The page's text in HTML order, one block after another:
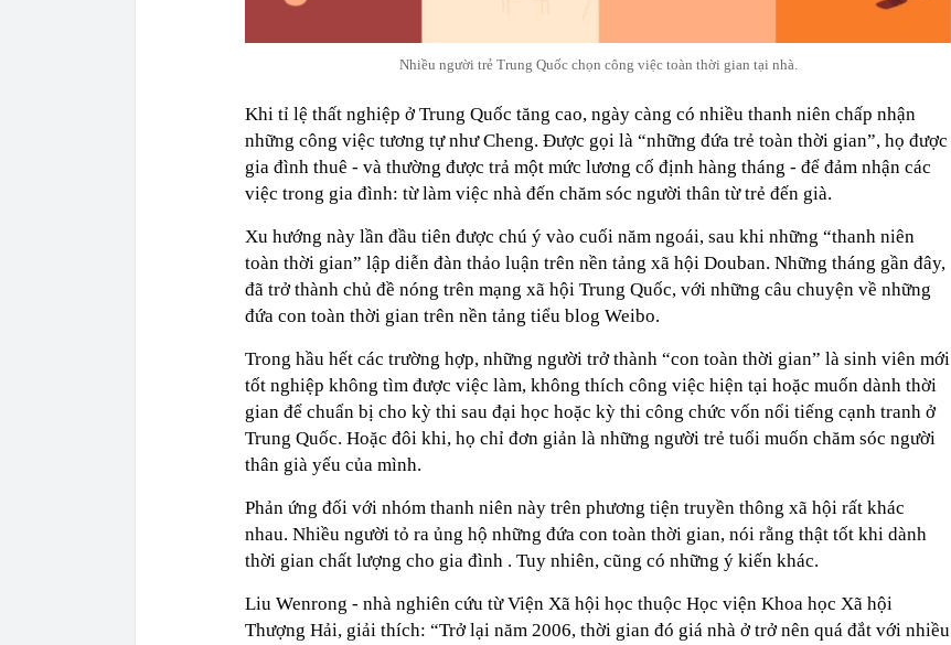
Nhiều người trẻ Trung Quốc chọn công việc toàn thời gian tại nhà.
Khi tỉ lệ thất nghiệp ở Trung Quốc tăng cao, ngày càng có nhiều thanh niên chấp nhận
những công việc tương tự như Cheng. Được gọi là “những đứa trẻ toàn thời gian”, họ được
gia đình thuê - và thường được trả một mức lương cố định hàng tháng - để đảm nhận các
việc trong gia đình: từ làm việc nhà đến chăm sóc người thân từ trẻ đến già.
Xu hướng này lần đầu tiên được chú ý vào cuối năm ngoái, sau khi những “thanh niên
toàn thời gian” lập diễn đàn thảo luận trên nền tảng xã hội Douban. Những tháng gần đây,
đã trở thành chủ đề nóng trên mạng xã hội Trung Quốc, với những câu chuyện về những
đứa con toàn thời gian trên nền tảng tiểu blog Weibo.
Trong hầu hết các trường hợp, những người trở thành “con toàn thời gian” là sinh viên mới
tốt nghiệp không tìm được việc làm, không thích công việc hiện tại hoặc muốn dành thời
gian để chuẩn bị cho kỳ thi sau đại học hoặc kỳ thi công chức vốn nổi tiếng cạnh tranh ở
Trung Quốc. Hoặc đôi khi, họ chỉ đơn giản là những người trẻ tuổi muốn chăm sóc người
thân già yếu của mình.
Phản ứng đối với nhóm thanh niên này trên phương tiện truyền thông xã hội rất khác
nhau. Nhiều người tỏ ra ủng hộ những đứa con toàn thời gian, nói rằng thật tốt khi dành
thời gian chất lượng cho gia đình . Tuy nhiên, cũng có những ý kiến khác.
Liu Wenrong - nhà nghiên cứu từ Viện Xã hội học thuộc Học viện Khoa học Xã hội
Thượng Hải, giải thích: “Trở lại năm 2006, thời gian đó giá nhà ở trở nên quá đắt với nhiều